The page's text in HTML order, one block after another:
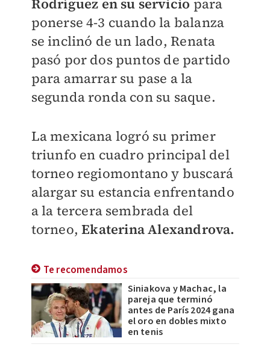
Rodríguez en su servicio para
ponerse 4-3 cuando la balanza
se inclinó de un lado,Renata
pasó por dos puntos de partido
para amarrar su pase a la
segunda ronda con su saque.
La mexicana logró su primer
triunfo en cuadro principal del
torneo regiomontano y buscará
alargar su estancia enfrentando
a la tercera sembrada del
torneo,Ekaterina Alexandrova.
Te recomendamos
Siniakova y Machac, la
pareja que terminó
antes de París 2024 gana
el oro en dobles mixto
en tenis